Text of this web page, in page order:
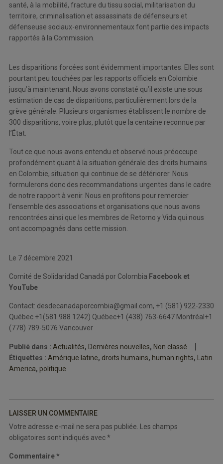
santé, à la mobilité, fracture du tissu social, militarisation du
territoire, criminalisation et assassinats de défenseurs et
défenseuse sociaux-environnementaux font partie des impacts
rapportés à la Commission.
Les disparitions forcées sont évidemment importantes. Elles sont
pourtant peu touchées par les rapports officiels en Colombie
jusqu’à maintenant. Nous avons constaté qu’il existe une sous
estimation de cas de disparitions, particulièrement lors de la
grève générale. Plusieurs organismes établissent le nombre de
300 disparitions, voire plus, plutôt que la centaine reconnue par
l’État.
Tout ce que nous avons entendu et observé nous préoccupe
profondément quant à la situation générale des droits humains
en Colombie, situation qui continue de se détériorer. Nous
formulerons donc des recommandations urgentes dans le cadre
de notre rapport à venir. Nous en profitons pour remercier
l’ensemble des associations et organisations que nous avons
rencontrées ainsi que les membres de Retorno y Vida qui nous
ont accompagnés dans cette mission.
Le 7 décembre 2021
Comité de Solidaridad Canadá por Colombia Facebook et
YouTube
Contact: desdecanadaporcombia@gmail.com, +1 (581) 922-2330
Québec +1(581 988 1242) Québec+1 (438) 763-6647 Montréal+1
(778) 789-5076 Vancouver
Publié dans : Actualités, Dernières nouvelles, Non classé
Étiquettes : Amérique latine, droits humains, human rights, Latin
America, politique
LAISSER UN COMMENTAIRE
Votre adresse e-mail ne sera pas publiée. Les champs
obligatoires sont indiqués avec*
Commentaire*